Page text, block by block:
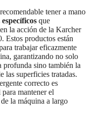
tener a mano
que
la acción de la Karcher
Estos productos están
trabajar eficazmente
garantizando no solo
profunda sino también la
las superficies tratadas.
correcto es
mantener el
la máquina a largo